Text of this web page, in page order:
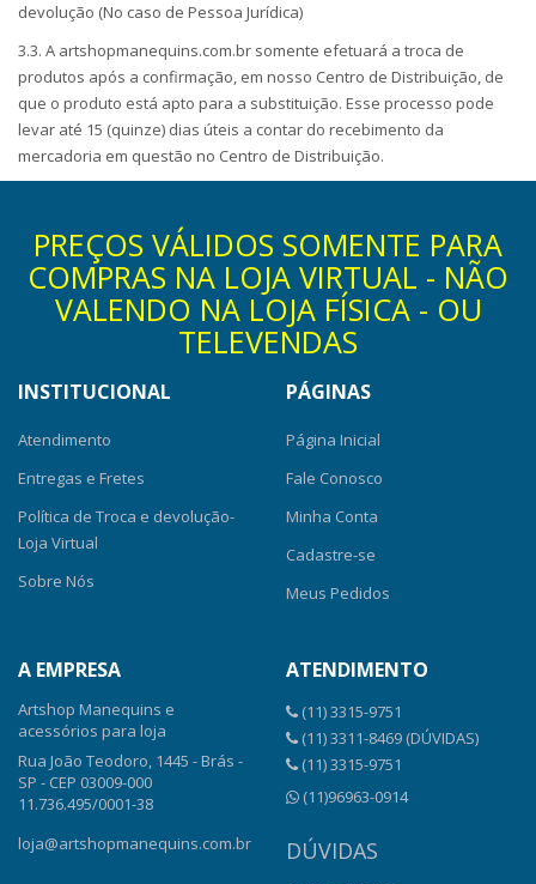
devolução (No caso de Pessoa Jurídica)
3.3. A artshopmanequins.com.br somente efetuará a troca de
produtos após a confirmação, em nosso Centro de Distribuição, de
que o produto está apto para a substituição. Esse processo pode
levar até 15 (quinze) dias úteis a contar do recebimento da
mercadoria em questão no Centro de Distribuição.
PREÇOS VÁLIDOS SOMENTE PARA
COMPRAS NA LOJA VIRTUAL - NÃO
VALENDO NA LOJA FÍSICA - OU
TELEVENDAS
INSTITUCIONAL
Atendimento
Entregas e Fretes
Política de Troca e devolução-
Loja Virtual
Sobre Nós
PÁGINAS
Página Inicial
Fale Conosco
Minha Conta
Cadastre-se
Meus Pedidos
A EMPRESA
Artshop Manequins e
acessórios para loja
Rua João Teodoro, 1445 - Brás -
SP - CEP 03009-000
11.736.495/0001-38
loja@artshopmanequins.com.br
ATENDIMENTO
(11) 3315-9751
(11) 3311-8469 (DÚVIDAS)
(11) 3315-9751
(11)96963-0914
DÚVIDAS